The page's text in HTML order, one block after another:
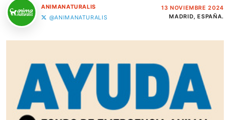
ANIMANATURALIS
@ANIMANATURALIS
13 NOVIEMBRE 2024
MADRID, ESPAÑA.